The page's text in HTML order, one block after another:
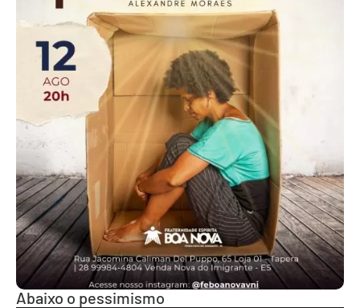
Abaixo o pessimismo